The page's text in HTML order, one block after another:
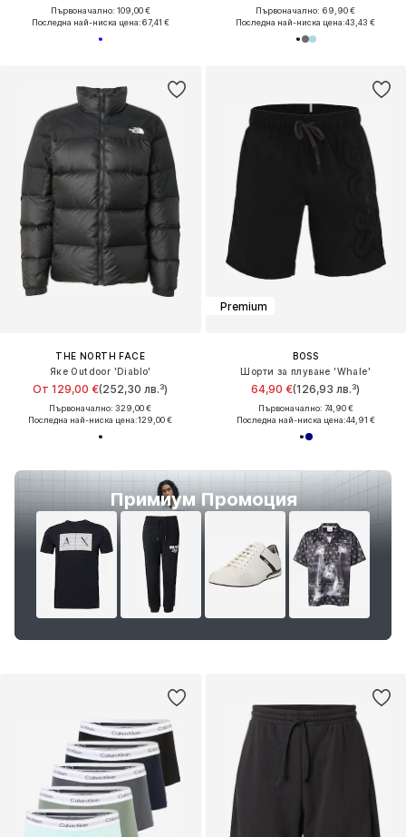
Първоначално: 109,00 €
Последна най-ниска цена:67,41 €
Първоначално: 69,90 €
Последна най-ниска цена:43,43 €
THE NORTH FACE
Яке Outdoor 'Diablo'
От 129,00 €(252,30 лв.³)
Първоначално: 329,00 €
Последна най-ниска цена:129,00 €
Premium
BOSS
Шорти за плуване 'Whale'
64,90 €(126,93 лв.³)
Първоначално: 74,90 €
Последна най-ниска цена:44,91 €
Примиум Промоция